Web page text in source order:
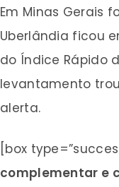
Em Minas Gerais
Uberlândia ficou
do Índice Rápido
levantamento
alerta.
[box
complementar e